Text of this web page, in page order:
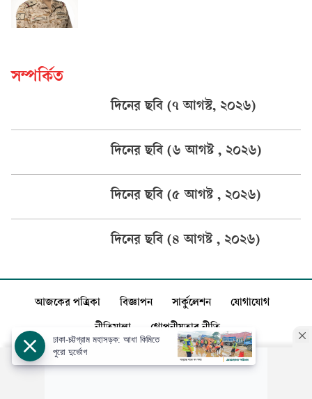
সম্পর্কিত
দিনের ছবি (৭ আগস্ট, ২০২৬)
দিনের ছবি (৬ আগষ্ট , ২০২৬)
দিনের ছবি (৫ আগষ্ট , ২০২৬)
দিনের ছবি (৪ আগষ্ট , ২০২৬)
আজকের পত্রিকা বিজ্ঞাপন সার্কুলেশন যোগাযোগ
নীতিমালা গোপনীয়তার নীতি
ঢাকা-চট্টগ্রাম মহাসড়ক: আধা কিমিতে
পুরো দুর্ভোগ